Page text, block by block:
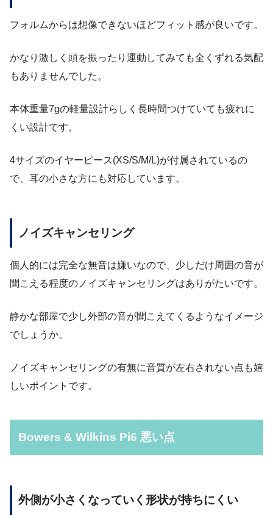
フォルムからは想像できないほどフィット感が良いです。
かなり激しく頭を振ったり運動してみても全くずれる気配
もありませんでした。
本体重量7gの軽量設計らしく長時間つけていても疲れに
くい設計です。
4サイズのイヤーピース(XS/S/M/L)が付属されているの
で、耳の小さな方にも対応しています。
ノイズキャンセリング
個人的には完全な無音は嫌いなので、少しだけ周囲の音が
聞こえる程度のノイズキャンセリングはありがたいです。
静かな部屋で少し外部の音が聞こえてくるようなイメージ
でしょうか。
ノイズキャンセリングの有無に音質が左右されない点も嬉
しいポイントです。
Bowers & Wilkins Pi6 悪い点
外側が小さくなっていく形状が持ちにくい